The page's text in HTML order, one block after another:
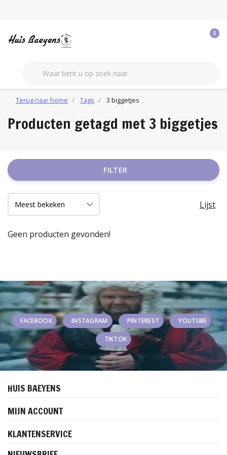
0
Terug naar home Tags 3 biggetjes
Producten getagd met 3 biggetjes
FILTER
Lijst
Geen producten gevonden!
FACEBOOK INSTAGRAM PINTEREST YOUTUBE
TIKTOK
HUIS BAEYENS
MIJN ACCOUNT
KLANTENSERVICE